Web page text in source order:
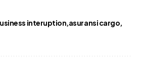
interuption asuransi cargo